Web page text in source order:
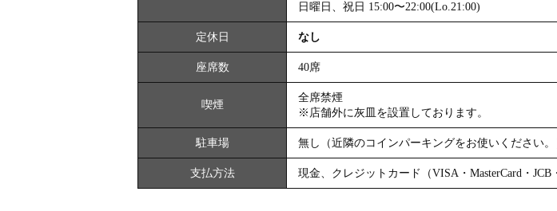
日曜日、祝日 15:00〜22:00(Lo.21:00)
定休日 なし
座席数 40席
喫煙
全席禁煙
※店舗外に灰皿を設置しております。
駐車場 無し（近隣のコインパーキングをお使いください。
支払方法 現金、クレジットカード（VISA・MasterCard・JCB